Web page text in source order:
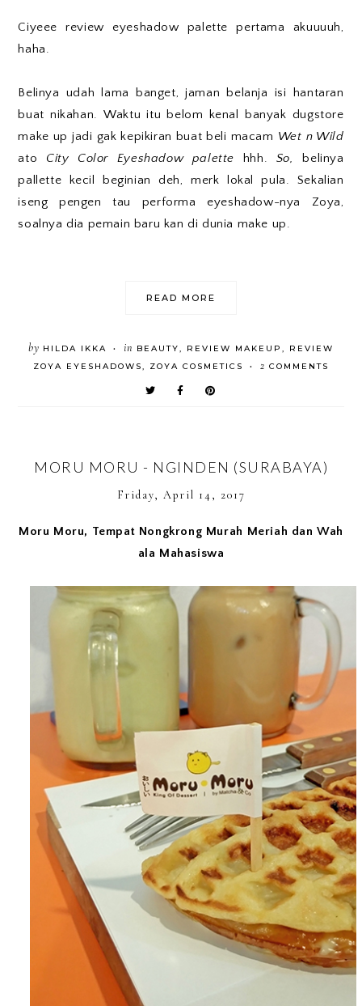
Ciyeee review eyeshadow palette pertama akuuuuh,
haha.
Belinya udah lama banget, jaman belanja isi hantaran
buat nikahan. Waktu itu belom kenal banyak dugstore
make up jadi gak kepikiran buat beli macam Wet n Wild
ato City Color Eyeshadow palette hhh. So,
belinya
pallette kecil beginian deh, merk lokal pula. Sekalian
iseng pengen tau performa eyeshadow-nya Zoya,
soalnya dia pemain baru kan di dunia make up.
READ MORE
by HILDA IKKA • in BEAUTY, REVIEW MAKEUP , REVIEW
ZOYA EYESHADOWS, ZOYA COSMETICS • 2 COMMENTS
MORU MORU - NGINDEN (SURABAYA)
Friday, April 14, 2017
Moru Moru, Tempat Nongkrong Murah Meriah dan Wah
ala Mahasiswa